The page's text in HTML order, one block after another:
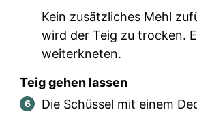
Kein zusätzliches Mehl
wird der Teig zu trocken.
weiterkneten.
Teig gehen lassen
Die Schüssel mit einem